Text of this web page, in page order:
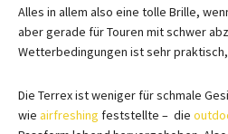
Alles in allem also eine tolle Brille,
aber gerade für Touren mit schwer
Wetterbedingungen ist sehr
Die Terrex ist weniger für schmale
wie airfreshing feststellte – die